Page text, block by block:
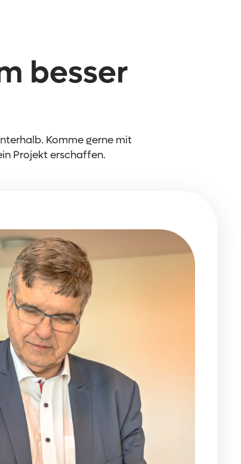
besser
Komme gerne mit
Projekt erschaffen.